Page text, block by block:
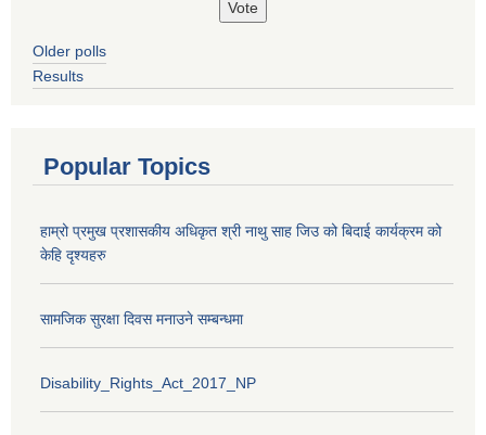
Older polls
Results
Popular Topics
हाम्रो प्रमुख प्रशासकीय अधिकृत श्री नाथु साह जिउ को बिदाई कार्यक्रम को
केहि दृश्यहरु
सामजिक सुरक्षा दिवस मनाउने सम्बन्धमा
Disability_Rights_Act_2017_NP